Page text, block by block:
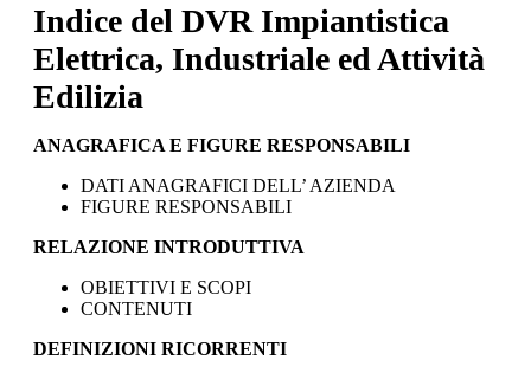
Indice del DVR Impiantistica
Elettrica, Industriale ed Attività
Edilizia
ANAGRAFICA E FIGURE RESPONSABILI
DATI ANAGRAFICI DELL’ AZIENDA
FIGURE RESPONSABILI
RELAZIONE INTRODUTTIVA
OBIETTIVI E SCOPI
CONTENUTI
DEFINIZIONI RICORRENTI